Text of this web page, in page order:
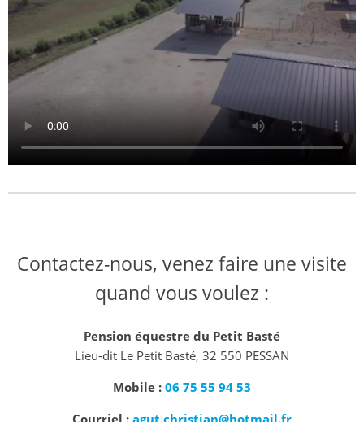
Contactez-nous, venez faire une visite
quand vous voulez :
Pension équestre du Petit Basté
Lieu-dit Le Petit Basté, 32 550 PESSAN
Mobile : 06 75 55 94 53